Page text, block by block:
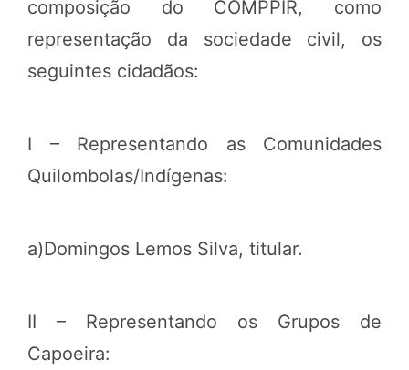
composição do COMPPIR, como
representação da sociedade civil, os
seguintes cidadãos:
I – Representando as Comunidades
Quilombolas/Indígenas:
a)Domingos Lemos Silva, titular.
II – Representando os Grupos de
Capoeira: